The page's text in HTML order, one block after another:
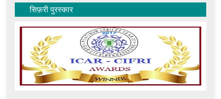
सिफ़री पुरस्कार